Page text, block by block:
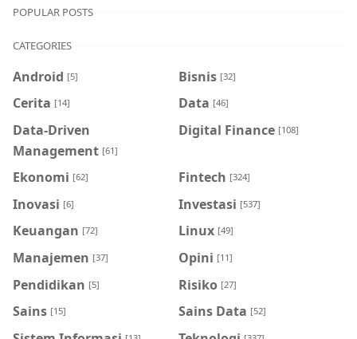
POPULAR POSTS
CATEGORIES
Android [5] Bisnis [32]
Cerita [14] Data [46]
Data-Driven
Management [61]
Digital Finance [108]
Ekonomi [62] Fintech [324]
Inovasi [6] Investasi [537]
Keuangan [72] Linux [49]
Manajemen [37] Opini [11]
Pendidikan [5] Risiko [27]
Sains [15] Sains Data [52]